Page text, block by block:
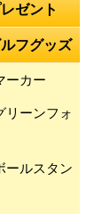
ゼント
フグッズ
ーカー
リーンフォ
ールスタン